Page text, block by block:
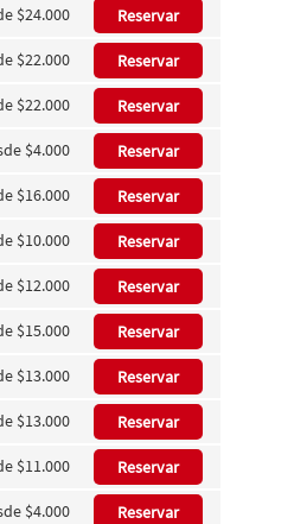
$24.000 Reservar
$22.000 Reservar
$22.000 Reservar
$4.000 Reservar
$16.000 Reservar
$10.000 Reservar
$12.000 Reservar
$15.000 Reservar
$13.000 Reservar
$13.000 Reservar
$11.000 Reservar
$4.000 Reservar